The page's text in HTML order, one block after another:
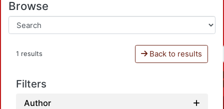
Browse
1 results Back to results
Filters
Author